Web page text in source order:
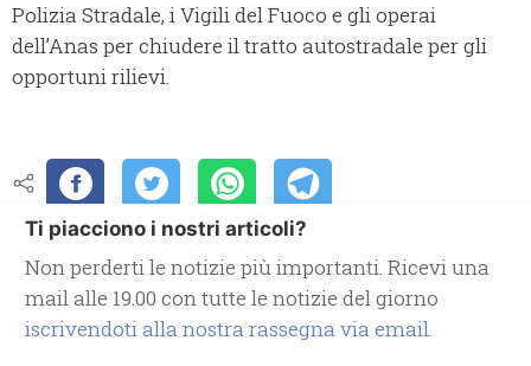
Polizia Stradale, i Vigili del Fuoco e gli operai
dell’Anas per chiudere il tratto autostradale per gli
opportuni rilievi.
Ti piacciono i nostri articoli?
Non perderti le notizie più importanti. Ricevi una
mail alle 19.00 con tutte le notizie del giorno
iscrivendoti alla nostra rassegna via email.